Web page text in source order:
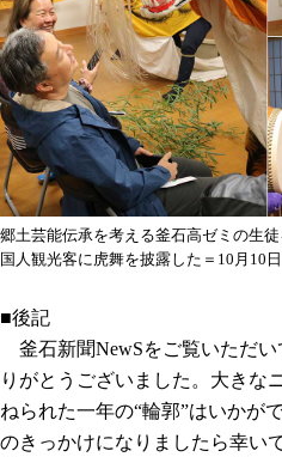
郷土芸能伝承を考える釜石高ゼミの生
国人観光客に虎舞を披露した＝10月10日
■後記
釜石新聞NewSをご覧いただ
りがとうございました。大きな
ねられた一年の“輪郭”はいかが
のきっかけになりましたら幸い